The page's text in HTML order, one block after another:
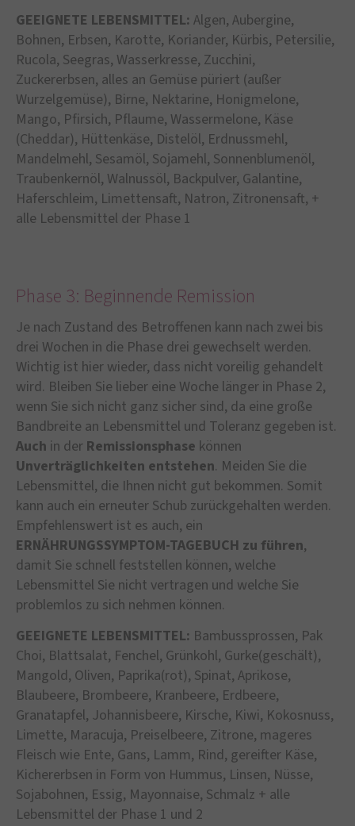
GEEIGNETE LEBENSMITTEL: Algen, Aubergine,
Bohnen, Erbsen, Karotte, Koriander, Kürbis, Petersilie,
Rucola, Seegras, Wasserkresse, Zucchini,
Zuckererbsen, alles an Gemüse püriert (außer
Wurzelgemüse), Birne, Nektarine, Honigmelone,
Mango, Pfirsich, Pflaume, Wassermelone, Käse
(Cheddar), Hüttenkäse, Distelöl, Erdnussmehl,
Mandelmehl, Sesamöl, Sojamehl, Sonnenblumenöl,
Traubenkernöl, Walnussöl, Backpulver, Galantine,
Haferschleim, Limettensaft, Natron, Zitronensaft, +
alle Lebensmittel der Phase 1
Phase 3: Beginnende Remission
Je nach Zustand des Betroffenen kann nach zwei bis
drei Wochen in die Phase drei gewechselt werden.
Wichtig ist hier wieder, dass nicht voreilig gehandelt
wird. Bleiben Sie lieber eine Woche länger in Phase 2,
wenn Sie sich nicht ganz sicher sind, da eine große
Bandbreite an Lebensmittel und Toleranz gegeben ist.
Auch in der Remissionsphase können
Unverträglichkeiten entstehen. Meiden Sie die
Lebensmittel, die Ihnen nicht gut bekommen. Somit
kann auch ein erneuter Schub zurückgehalten werden.
Empfehlenswert ist es auch, ein
ERNÄHRUNGSSYMPTOM-TAGEBUCH zu führen,
damit Sie schnell feststellen können, welche
Lebensmittel Sie nicht vertragen und welche Sie
problemlos zu sich nehmen können.
GEEIGNETE LEBENSMITTEL: Bambussprossen, Pak
Choi, Blattsalat, Fenchel, Grünkohl, Gurke(geschält),
Mangold, Oliven, Paprika(rot), Spinat, Aprikose,
Blaubeere, Brombeere, Kranbeere, Erdbeere,
Granatapfel, Johannisbeere, Kirsche, Kiwi, Kokosnuss,
Limette, Maracuja, Preiselbeere, Zitrone, mageres
Fleisch wie Ente, Gans, Lamm, Rind, gereifter Käse,
Kichererbsen in Form von Hummus, Linsen, Nüsse,
Sojabohnen, Essig, Mayonnaise, Schmalz + alle
Lebensmittel der Phase 1 und 2